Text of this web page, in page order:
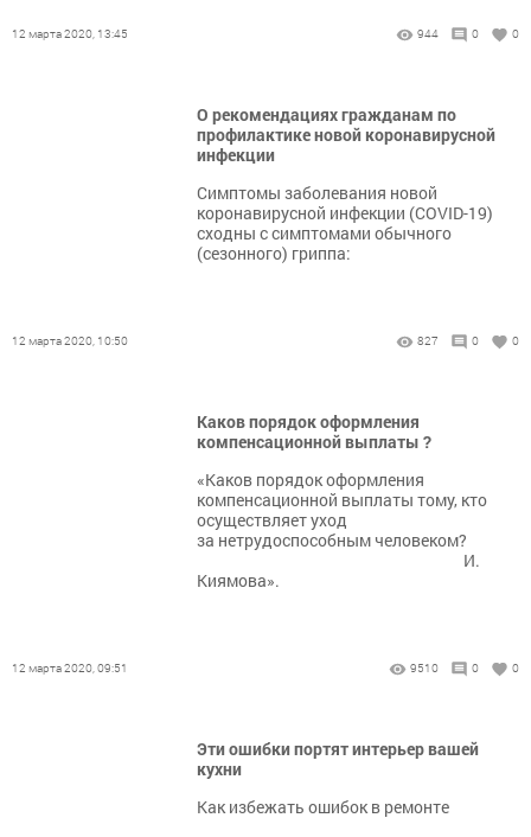
12 марта 2020, 13:45 944 0 0
О рекомендациях гражданам по
профилактике новой коронавирусной
инфекции
Симптомы заболевания новой
коронавирусной инфекции (COVID-19)
сходны с симптомами обычного
(сезонного) гриппа:
12 марта 2020, 10:50 827 0 0
Каков порядок оформления
компенсационной выплаты ?
«Каков порядок оформления
компенсационной выплаты тому, кто
осуществляет уход
за нетрудоспособным человеком?
И.
Киямова».
12 марта 2020, 09:51 9510 0 0
Эти ошибки портят интерьер вашей
кухни
Как избежать ошибок в ремонте